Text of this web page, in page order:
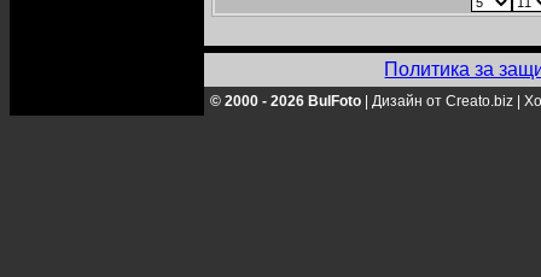
Политика за
© 2000 - 2026 BulFoto Дизайн от Creato.biz